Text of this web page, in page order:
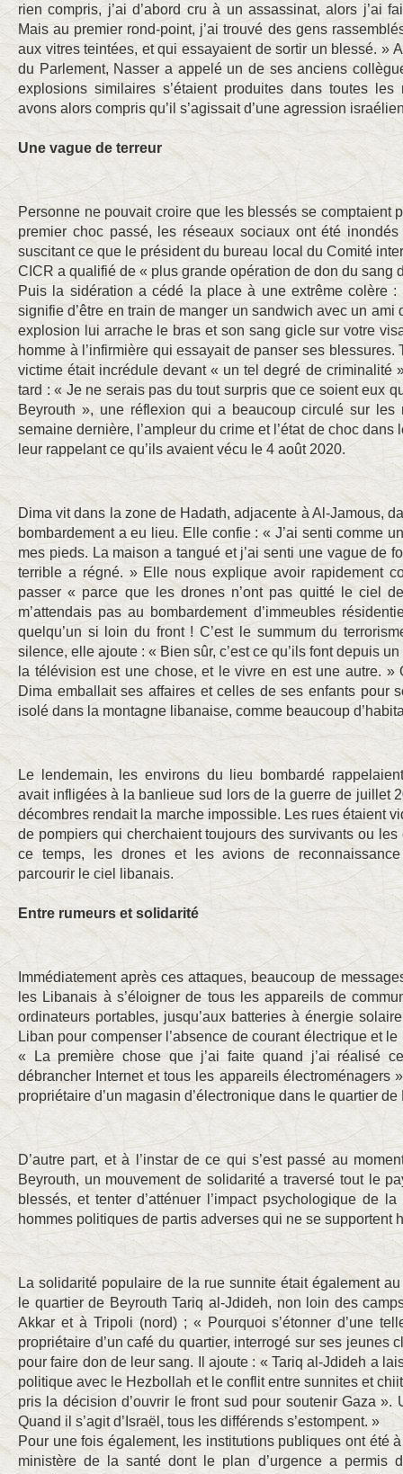
rien compris, j’ai d’abord cru à un assassinat, alors j’ai
Mais au premier rond-point, j’ai trouvé des gens
aux vitres teintées, et qui essayaient de sortir un blessé. »
du Parlement, Nasser a appelé un de ses anciens
explosions similaires s’étaient produites dans toutes
avons alors compris qu’il s’agissait d’une agression
Une vague de terreur
Personne ne pouvait croire que les blessés se comptaient
premier choc passé, les réseaux sociaux ont été
suscitant ce que le président du bureau local du Comité
CICR a qualifié de « plus grande opération de don du sang
Puis la sidération a cédé la place à une extrême colère
signifie d’être en train de manger un sandwich avec un ami
explosion lui arrache le bras et son sang gicle sur votre
homme à l’infirmière qui essayait de panser ses blessures.
victime était incrédule devant « un tel degré de criminalité
tard : « Je ne serais pas du tout surpris que ce soient eux
Beyrouth », une réflexion qui a beaucoup circulé sur les
semaine dernière, l’ampleur du crime et l’état de choc
leur rappelant ce qu’ils avaient vécu le 4 août 2020.
Dima vit dans la zone de Hadath, adjacente à Al-Jamous,
bombardement a eu lieu. Elle confie : « J’ai senti comme
mes pieds. La maison a tangué et j’ai senti une vague de
terrible a régné. » Elle nous explique avoir rapidement
passer « parce que les drones n’ont pas quitté le ciel
m’attendais pas au bombardement d’immeubles
quelqu’un si loin du front ! C’est le summum du
silence, elle ajoute : « Bien sûr, c’est ce qu’ils font depuis
la télévision est une chose, et le vivre en est une autre. »
Dima emballait ses affaires et celles de ses enfants pour
isolé dans la montagne libanaise, comme beaucoup
Le lendemain, les environs du lieu bombardé
avait infligées à la banlieue sud lors de la guerre de juillet
décombres rendait la marche impossible. Les rues étaient
de pompiers qui cherchaient toujours des survivants ou
ce temps, les drones et les avions de
parcourir le ciel libanais.
Entre rumeurs et solidarité
Immédiatement après ces attaques, beaucoup de
les Libanais à s’éloigner de tous les appareils de
ordinateurs portables, jusqu’aux batteries à énergie
Liban pour compenser l’absence de courant électrique et
« La première chose que j’ai faite quand j’ai réalisé
débrancher Internet et tous les appareils électroménagers
propriétaire d’un magasin d’électronique dans le quartier de
D’autre part, et à l’instar de ce qui s’est passé au
Beyrouth, un mouvement de solidarité a traversé tout le
blessés, et tenter d’atténuer l’impact psychologique de
hommes politiques de partis adverses qui ne se supportent
La solidarité populaire de la rue sunnite était également
le quartier de Beyrouth Tariq al-Jdideh, non loin des
Akkar et à Tripoli (nord) ; « Pourquoi s’étonner d’une
propriétaire d’un café du quartier, interrogé sur ses jeunes
pour faire don de leur sang. Il ajoute : « Tariq al-Jdideh a
politique avec le Hezbollah et le conflit entre sunnites et
pris la décision d’ouvrir le front sud pour soutenir Gaza ».
Quand il s’agit d’Israël, tous les différends s’estompent. »
Pour une fois également, les institutions publiques ont été
ministère de la santé dont le plan d’urgence a permis